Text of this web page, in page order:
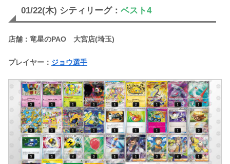
01/22(木) シティリーグ： ベスト4
店舗：竜星のPAO 大宮店(埼玉)
プレイヤー： ジョウ選手